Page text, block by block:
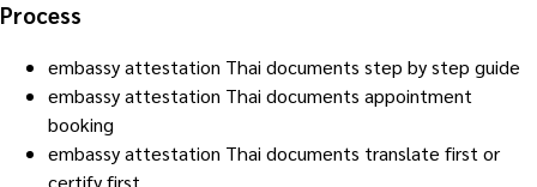
Process
embassy attestation Thai documents step by step guide
embassy attestation Thai documents appointment
booking
embassy attestation Thai documents translate first or
certify first